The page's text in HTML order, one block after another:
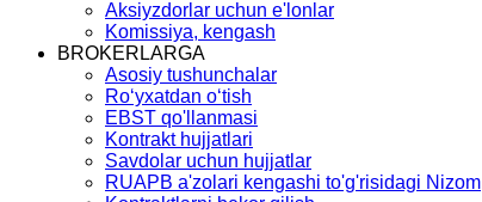
Aksiyzdorlar uchun e'lonlar
Komissiya, kengash
BROKERLARGA
Asosiy tushunchalar
Ro‘yхаtdаn o‘tish
EBST qo'llanmasi
Kontrаkt hujjаtlаri
Savdolar uchun hujjatlar
RUAPB a'zolari kengashi to'g'risidagi Nizom